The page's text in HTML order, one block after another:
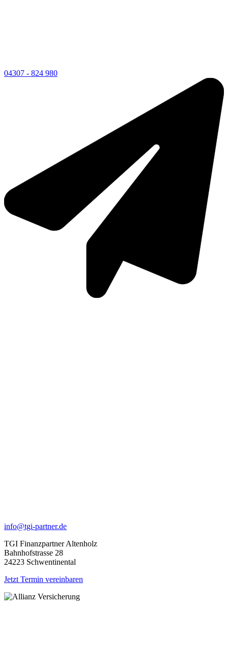
04307 - 824 980
info@tgi-partner.de
TGI Finanzpartner Altenholz
Bahnhofstrasse 28
24223 Schwentinental
Jetzt Termin vereinbaren